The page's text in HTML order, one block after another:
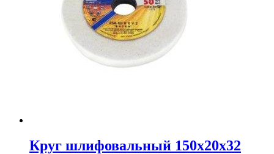
Круг шлифовальный 150х20х32